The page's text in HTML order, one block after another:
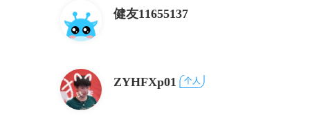
健友11655137
ZYHFXp01 个人